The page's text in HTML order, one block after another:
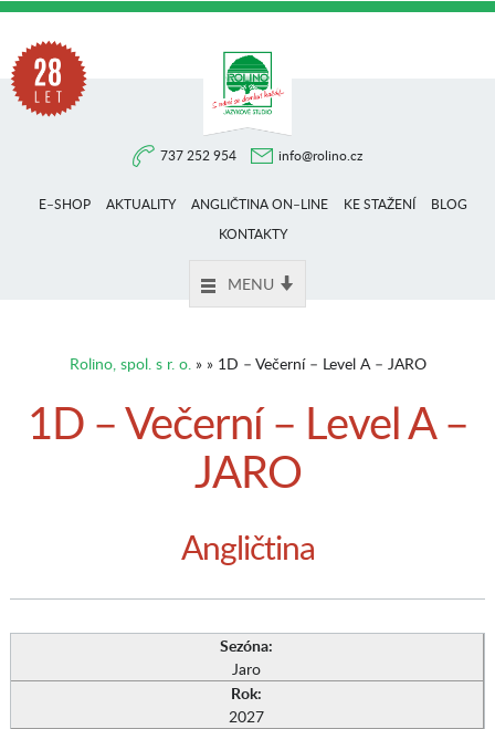
737 252 954 info@rolino.cz
E–SHOP AKTUALITY ANGLIČTINA ON–LINE KE STAŽENÍ
BLOG
KONTAKTY
MENU
Rolino, spol. s r. o.» » 1D – Večerní – Level A – JARO
1D – Večerní – Level A –
JARO
Angličtina
Sezóna:
Jaro
Rok:
2027